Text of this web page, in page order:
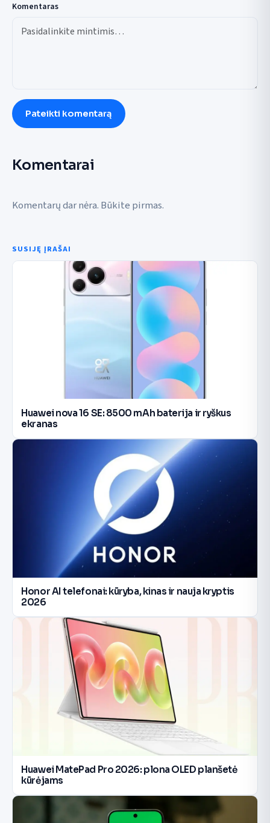
Komentaras
Pateikti komentarą
Komentarai
Komentarų dar nėra. Būkite pirmas.
SUSIJĘ ĮRAŠAI
Huawei nova 16 SE: 8500 mAh baterija ir ryškus
ekranas
Honor AI telefonai: kūryba, kinas ir nauja kryptis
2026
Huawei MatePad Pro 2026: plona OLED planšetė
kūrėjams